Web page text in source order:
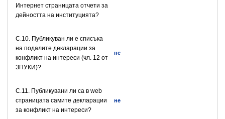
Интернет страницата отчети за
дейността на институцията?
C.10. Публикуван ли е списъка
на подалите декларации за
конфликт на интереси (чл. 12 от
ЗПУКИ)?
не
C.11. Публикувани ли са в web
страницата самите декларации
за конфликт на интереси?
не